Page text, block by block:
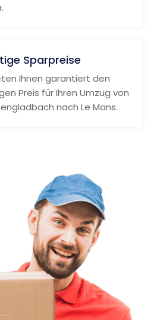
Sparpreise
Ihnen garantiert den
Preis für Ihren Umzug von
nach Le Mans.